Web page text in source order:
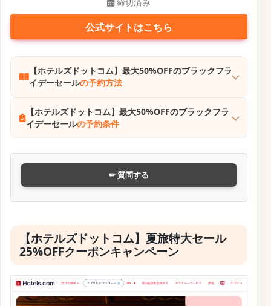
公式サイトはこちら
【ホテルズドットコム】最大50%OFFのブラックフラ
イデーセールの予約方法
【ホテルズドットコム】最大50%OFFのブラックフラ
イデーセールの予約条件
✏ 質問する
【ホテルズドットコム】夏旅特大セール
25%OFFクーポンキャンペーン